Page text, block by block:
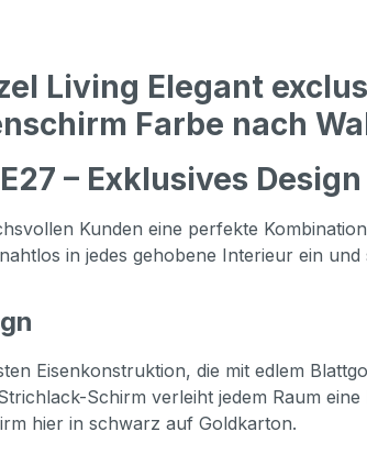
Living Elegant
Farbe nach
– Exklusives Design
Kunden eine perfekte
in jedes gehobene Interieur ein
Eisenkonstruktion, die mit edlem
Schirm verleiht jedem Raum
hier in schwarz auf Goldkarton.